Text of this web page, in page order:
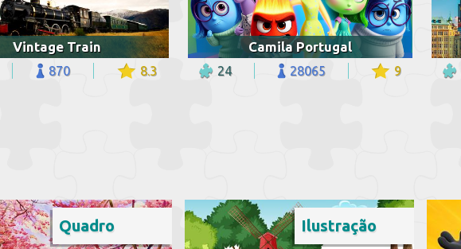
Vintage Train
870 8.3
Camila Portugal
24 28065 9
Quadro Ilustração